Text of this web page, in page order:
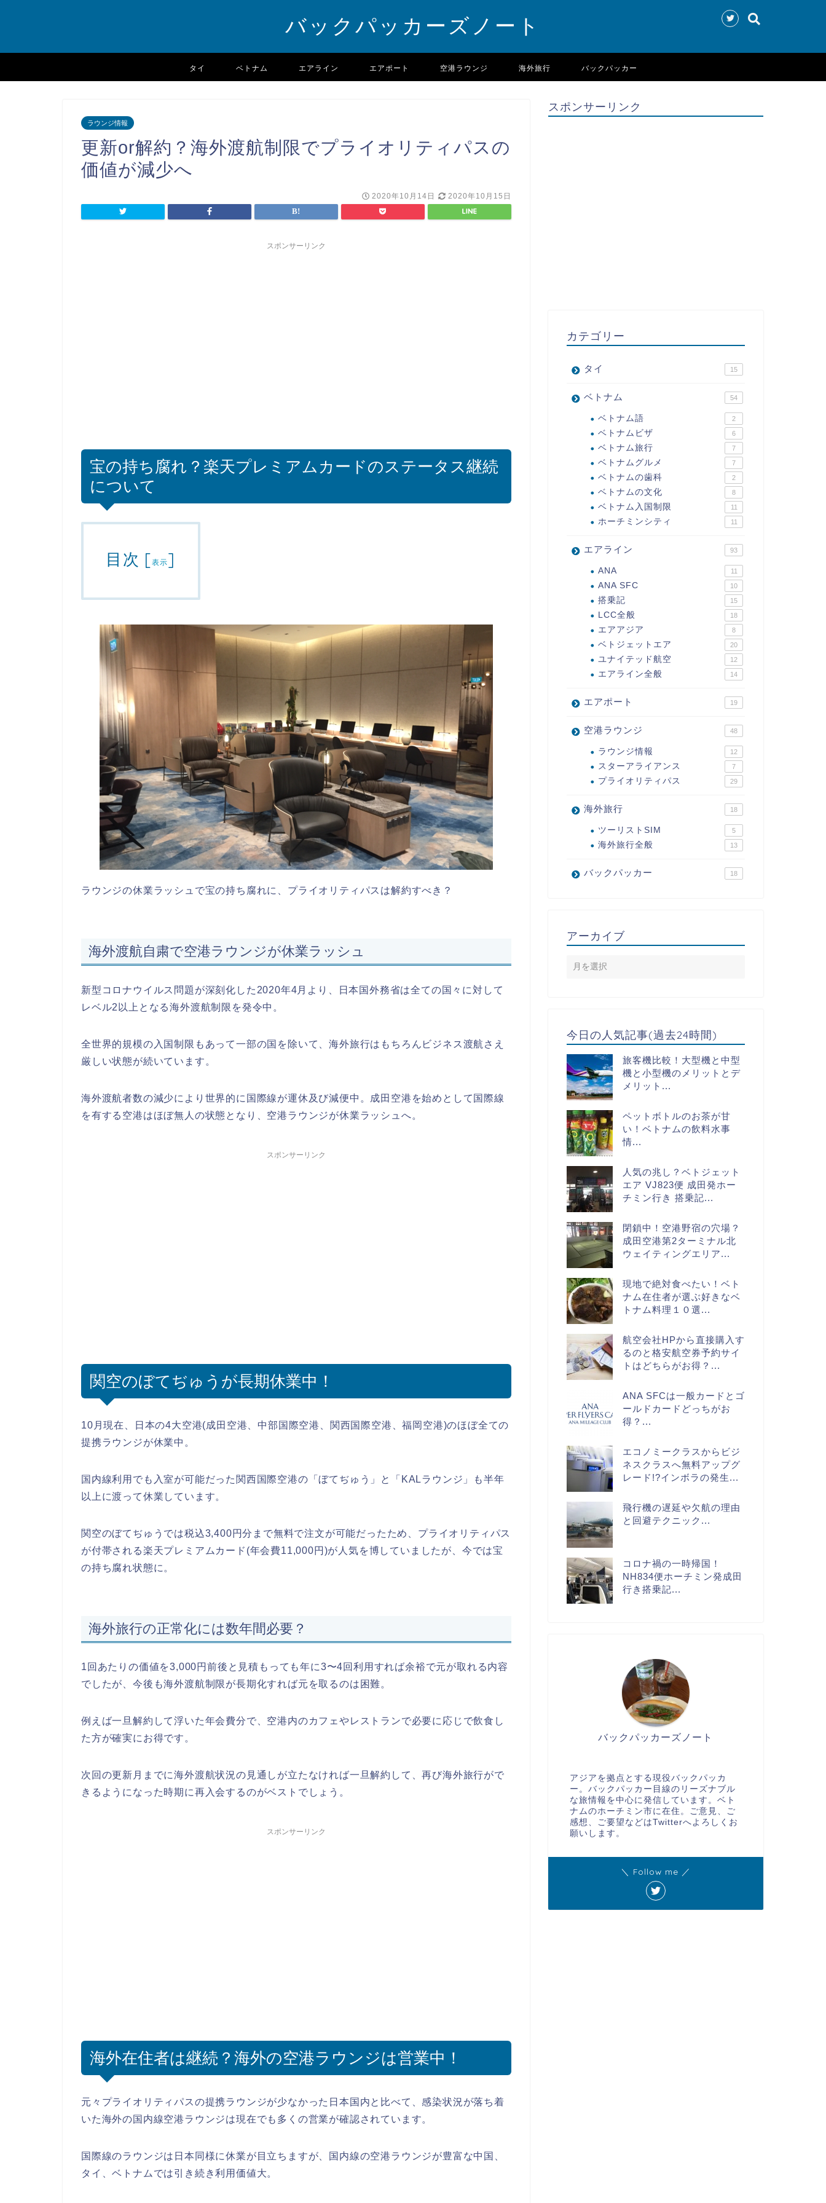
バックパッカーズノート
タイ ベトナム エアライン エアポート 空港ラウンジ 海外旅行 バックパッカー
ラウンジ情報
更新or解約？海外渡航制限でプライオリティパスの
価値が減少へ
2020年10月14日 2020年10月15日
スポンサーリンク
宝の持ち腐れ？楽天プレミアムカードのステータス継続
について
目次 [表示]
ラウンジの休業ラッシュで宝の持ち腐れに、プライオリティパスは解約すべき？
海外渡航自粛で空港ラウンジが休業ラッシュ
新型コロナウイルス問題が深刻化した2020年4月より、日本国外務省は全ての国々に対して
レベル2以上となる海外渡航制限を発令中。
全世界的規模の入国制限もあって一部の国を除いて、海外旅行はもちろんビジネス渡航さえ
厳しい状態が続いています。
海外渡航者数の減少により世界的に国際線が運休及び減便中。成田空港を始めとして国際線
を有する空港はほぼ無人の状態となり、空港ラウンジが休業ラッシュへ。
スポンサーリンク
関空のぼてぢゅうが長期休業中！
10月現在、日本の4大空港(成田空港、中部国際空港、関西国際空港、福岡空港)のほぼ全ての
提携ラウンジが休業中。
国内線利用でも入室が可能だった関西国際空港の「ぼてぢゅう」と「KALラウンジ」も半年
以上に渡って休業しています。
関空のぼてぢゅうでは税込3,400円分まで無料で注文が可能だったため、プライオリティパス
が付帯される楽天プレミアムカード(年会費11,000円)が人気を博していましたが、今では宝
の持ち腐れ状態に。
海外旅行の正常化には数年間必要？
1回あたりの価値を3,000円前後と見積もっても年に3〜4回利用すれば余裕で元が取れる内容
でしたが、今後も海外渡航制限が長期化すれば元を取るのは困難。
例えば一旦解約して浮いた年会費分で、空港内のカフェやレストランで必要に応じで飲食し
た方が確実にお得です。
次回の更新月までに海外渡航状況の見通しが立たなければ一旦解約して、再び海外旅行がで
きるようになった時期に再入会するのがベストでしょう。
スポンサーリンク
海外在住者は継続？海外の空港ラウンジは営業中！
元々プライオリティパスの提携ラウンジが少なかった日本国内と比べて、感染状況が落ち着
いた海外の国内線空港ラウンジは現在でも多くの営業が確認されています。
国際線のラウンジは日本同様に休業が目立ちますが、国内線の空港ラウンジが豊富な中国、
タイ、ベトナムでは引き続き利用価値大。
スポンサーリンク
カテゴリー
タイ 15
ベトナム 54
ベトナム語 2
ベトナムビザ 6
ベトナム旅行 7
ベトナムグルメ 7
ベトナムの歯科 2
ベトナムの文化 8
ベトナム入国制限 11
ホーチミンシティ 11
エアライン 93
ANA 11
ANA SFC 10
搭乗記 15
LCC全般 18
エアアジア 8
ベトジェットエア 20
ユナイテッド航空 12
エアライン全般 14
エアポート 19
空港ラウンジ 48
ラウンジ情報 12
スターアライアンス 7
プライオリティパス 29
海外旅行 18
ツーリストSIM 5
海外旅行全般 13
バックパッカー 18
アーカイブ
今日の人気記事(過去24時間)
旅客機比較！大型機と中型
機と小型機のメリットとデ
メリット...
ペットボトルのお茶が甘
い！ベトナムの飲料水事
情...
人気の兆し？ベトジェット
エア VJ823便 成田発ホー
チミン行き 搭乗記...
閉鎖中！空港野宿の穴場？
成田空港第2ターミナル北
ウェイティングエリア...
現地で絶対食べたい！ベト
ナム在住者が選ぶ好きなベ
トナム料理１０選...
航空会社HPから直接購入す
るのと格安航空券予約サイ
トはどちらがお得？...
ANA SFCは一般カードとゴ
ールドカードどっちがお
得？...
エコノミークラスからビジ
ネスクラスへ無料アップグ
レード!?インボラの発生...
飛行機の遅延や欠航の理由
と回避テクニック...
コロナ禍の一時帰国！
NH834便ホーチミン発成田
行き搭乗記...
バックパッカーズノート
アジアを拠点とする現役バックパッカ
ー。バックパッカー目線のリーズナブル
な旅情報を中心に発信しています。ベト
ナムのホーチミン市に在住。ご意見、ご
感想、ご要望などはTwitterへよろしくお
願いします。
＼ Follow me ／